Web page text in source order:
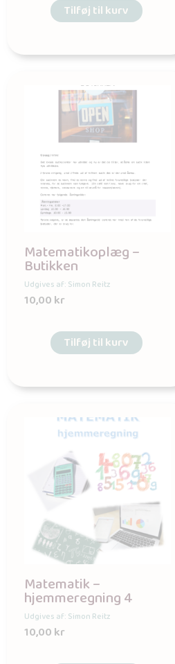
Tilføj til kurv
Matematikoplæg –
Butikken
Udgives af: Simon Reitz
10,00kr
Tilføj til kurv
Matematik –
hjemmeregning 4
Udgives af: Simon Reitz
10,00kr